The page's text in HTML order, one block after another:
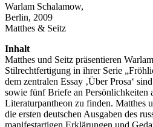
Warlam Schalamow,
Berlin, 2009
Matthes & Seitz
Inhalt
Matthes und Seitz präsentieren
Stilrechtfertigung in ihrer Serie
dem zentralen Essay ‚Über Prosa‘
sowie fünf Briefe an Persönlichkeiten
Literaturpantheon zu finden. Matthes
die ersten deutschen Ausgaben des
manifestartigen Erklärungen und